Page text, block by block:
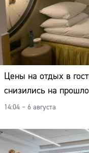
Цены на отдых в
снизились на
14:04 – 6 августа